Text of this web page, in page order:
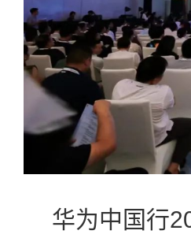
华为中国行